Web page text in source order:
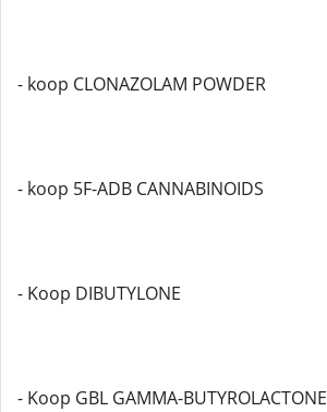
- koop CLONAZOLAM POWDER
- koop 5F-ADB CANNABINOIDS
- Koop DIBUTYLONE
- Koop GBL GAMMA-BUTYROLACTONE